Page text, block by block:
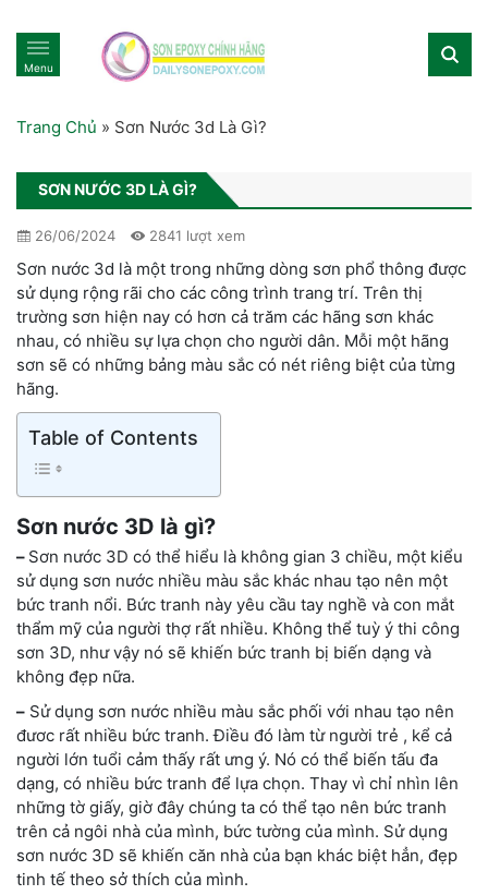
Menu
Trang Chủ » Sơn Nước 3d Là Gì?
SƠN NƯỚC 3D LÀ GÌ?
26/06/2024 2841 lượt xem
Sơn nước 3d là một trong những dòng sơn phổ thông được
sử dụng rộng rãi cho các công trình trang trí. Trên thị
trường sơn hiện nay có hơn cả trăm các hãng sơn khác
nhau, có nhiều sự lựa chọn cho người dân. Mỗi một hãng
sơn sẽ có những bảng màu sắc có nét riêng biệt của từng
hãng.
Table of Contents
Sơn nước 3D là gì?
– Sơn nước 3D có thể hiểu là không gian 3 chiều, một kiểu
sử dụng sơn nước nhiều màu sắc khác nhau tạo nên một
bức tranh nổi. Bức tranh này yêu cầu tay nghề và con mắt
thẩm mỹ của người thợ rất nhiều. Không thể tuỳ ý thi công
sơn 3D, như vậy nó sẽ khiến bức tranh bị biến dạng và
không đẹp nữa.
– Sử dụng sơn nước nhiều màu sắc phối với nhau tạo nên
đươc rất nhiều bức tranh. Điều đó làm từ người trẻ , kể cả
người lớn tuổi cảm thấy rất ưng ý. Nó có thể biến tấu đa
dạng, có nhiều bức tranh để lựa chọn. Thay vì chỉ nhìn lên
những tờ giấy, giờ đây chúng ta có thể tạo nên bức tranh
trên cả ngôi nhà của mình, bức tường của mình. Sử dụng
sơn nước 3D sẽ khiến căn nhà của bạn khác biệt hẳn, đẹp
tinh tế theo sở thích của mình.